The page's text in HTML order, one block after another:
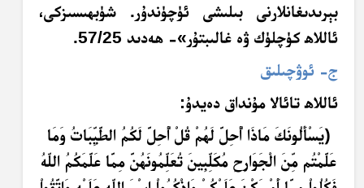
بېرىدىغانلارنى بىلىشى ئۈچۈندۇر. شۈبھىسىزكى،
ئاللاھ كۈچلۈك ۋە غالىبتۇر»- ھەدىد 57/25.
ج- ئوۋچىلىق
ئاللاھ تائالا مۇنداق دەيدۇ:
﴿يسْأَلونك ماذَاأُحل لَهُم قل ْأُحل لكم الطَّيبات وما
علمتم من الجوارح مكلبين تعلمونَهُن مما علمكم اللّهُ